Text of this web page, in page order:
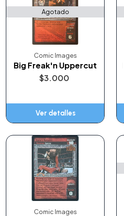
Agotado
Comic Images
Big Freak'n Uppercut
$3.000
Ver detalles
Comic Images